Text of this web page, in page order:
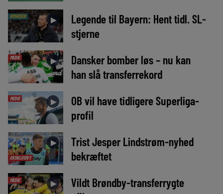
NYHEDER ►
Legende til Bayern: Hent tidl. SL-
stjerne
MEDIE ►
Dansker bomber løs – nu kan
han slå transferrekord
MEDIE ►
OB vil have tidligere Superliga-
profil
EKSKLUSIVT
►
Trist Jesper Lindstrøm-nyhed
bekræftet
MEDIE ►
Vildt Brøndby-transferrygte